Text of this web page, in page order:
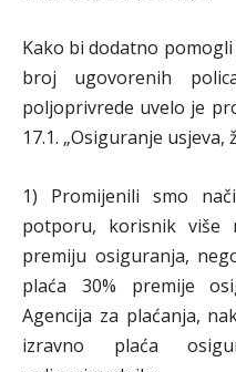
Kako bi dodatno
broj ugovorenih
poljoprivrede uvelo je
17.1. „Osiguranje usjeva,
1) Promijenili smo
potporu, korisnik više
premiju osiguranja,
plaća 30% premije
Agencija za plaćanja,
izravno plaća